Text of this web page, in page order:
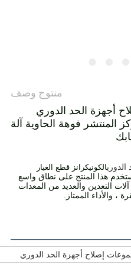
منتوج وصف
أجهزة الحد الدوري
المنتشر فوهة الحاوية آلة
الكونيكرانز قطع الغيار
هذا المنتج على نطاق واسع
آلات التعدين والعديد من المعدات
، والأداء الممتاز.